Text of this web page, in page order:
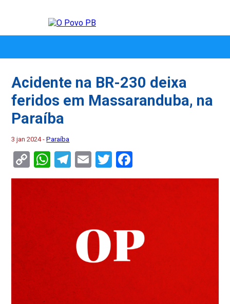
Acidente na BR-230 deixa
feridos em Massaranduba, na
Paraíba
3 jan 2024 -Paraíba
Copy
Link
WhatsApp
Telegram
EmailTwitter